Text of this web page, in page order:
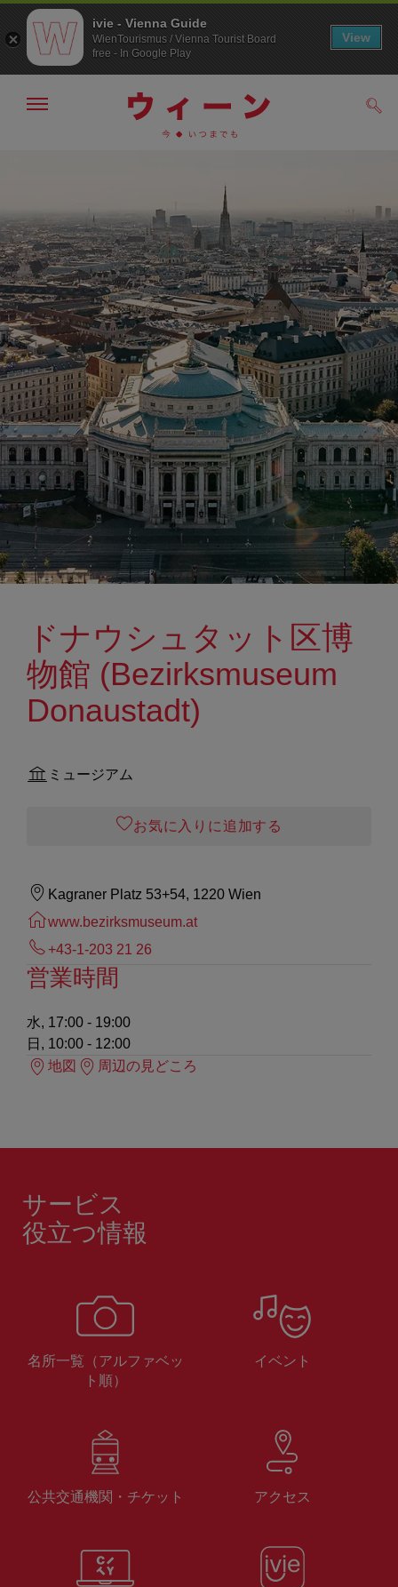
へ
ジ
の
ト
ッ
プ
へ
メ
非
表
示
ドナウシュタット区博
物館 (Bezirksmuseum
Donaustadt)
ミュージアム
お気に入りに追加する
Kagraner Platz 53+54, 1220 Wien
www.bezirksmuseum.at
+43-1-203 21 26
営業時間
水, 17:00 - 19:00
日, 10:00 - 12:00
地図
周辺の見どころ
サービス
役立つ情報
名所一覧（アルファベッ
ト順）
イベント
公共交通機関・チケット アクセス
ivie - Vienna Guide
WienTourismus / Vienna Tourist Board
free - In Google Play
View